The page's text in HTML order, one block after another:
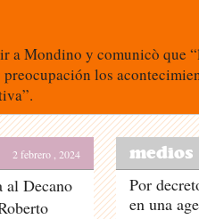
a Mondino y comunicò que
los
2 febrero , 2024
al Decano
medios
Por
en una